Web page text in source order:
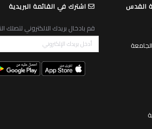
القدس
اشترك في القائمة البريدية
قم بادخال بريدك الالكتروني لتصلك